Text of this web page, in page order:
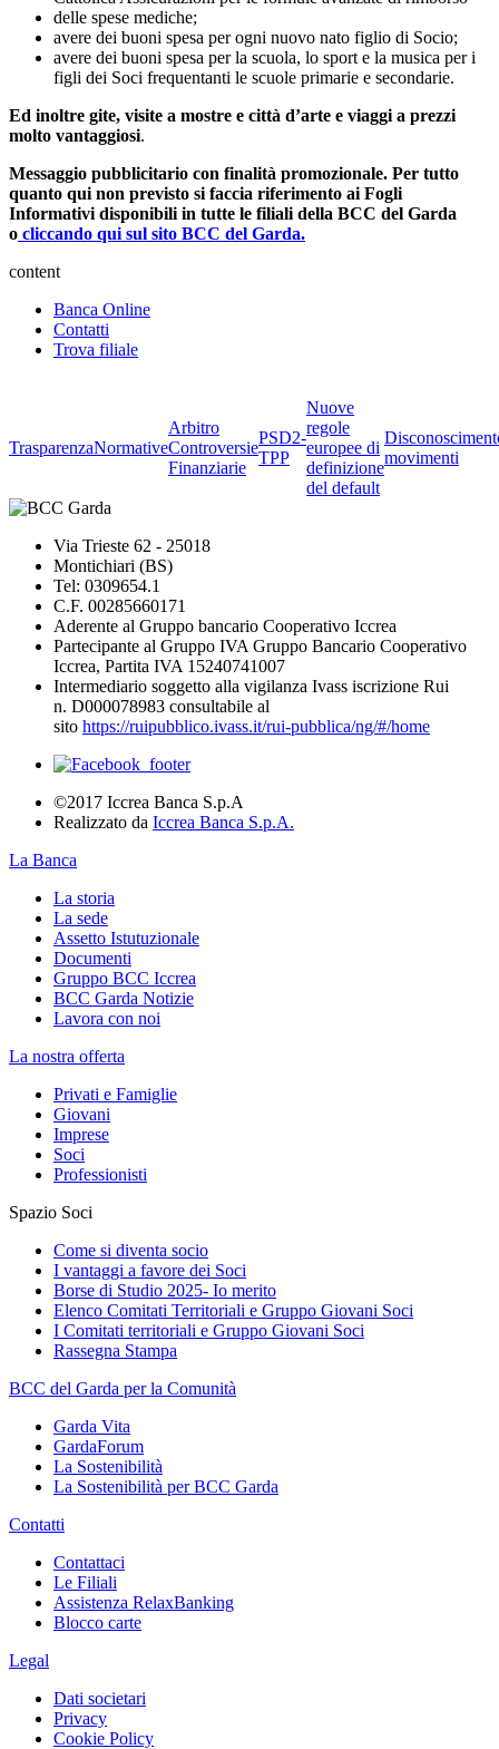
delle spese mediche;
avere dei buoni spesa per ogni nuovo nato figlio di Socio;
avere dei buoni spesa per la scuola, lo sport e la musica per i
figli dei Soci frequentanti le scuole primarie e secondarie.
Ed inoltre gite, visite a mostre e città d’arte e viaggi a prezzi
molto vantaggiosi.
Messaggio pubblicitario con finalità promozionale. Per tutto
quanto qui non previsto si faccia riferimento ai Fogli
Informativi disponibili in tutte le filiali della BCC del Garda
o cliccando qui sul sito BCC del Garda.
content
Banca Online
Contatti
Trova filiale
TrasparenzaNormative
Arbitro
Controversie
Finanziarie
PSD2-
TPP
Nuove
regole
europee di
definizione
del default
movimenti
Via Trieste 62 - 25018
Montichiari (BS)
Tel: 0309654.1
C.F. 00285660171
Aderente al Gruppo bancario Cooperativo Iccrea
Partecipante al Gruppo IVA Gruppo Bancario Cooperativo
Iccrea, Partita IVA 15240741007
Intermediario soggetto alla vigilanza Ivass iscrizione Rui
n. D000078983 consultabile al
sito https://ruipubblico.ivass.it/rui-pubblica/ng/#/home
©2017 Iccrea Banca S.p.A
Realizzato da Iccrea Banca S.p.A.
La Banca
La storia
La sede
Assetto Istutuzionale
Documenti
Gruppo BCC Iccrea
BCC Garda Notizie
Lavora con noi
La nostra offerta
Privati e Famiglie
Giovani
Imprese
Soci
Professionisti
Spazio Soci
Come si diventa socio
I vantaggi a favore dei Soci
Borse di Studio 2025- Io merito
Elenco Comitati Territoriali e Gruppo Giovani Soci
I Comitati territoriali e Gruppo Giovani Soci
Rassegna Stampa
BCC del Garda per la Comunità
Garda Vita
GardaForum
La Sostenibilità
La Sostenibilità per BCC Garda
Contatti
Contattaci
Le Filiali
Assistenza RelaxBanking
Blocco carte
Legal
Dati societari
Privacy
Cookie Policy